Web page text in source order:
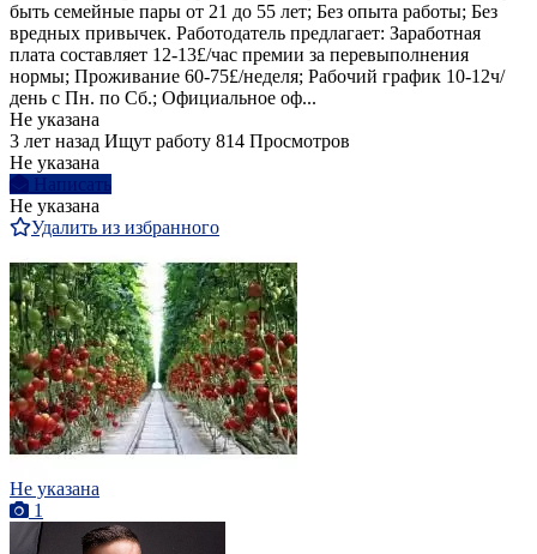
быть семейные пары от 21 до 55 лет; Без опыта работы; Без
вредных привычек. Работодатель предлагает: Заработная
плата составляет 12-13£/час премии за перевыполнения
нормы; Проживание 60-75£/неделя; Рабочий график 10-12ч/
день с Пн. по Сб.; Официальное оф...
Не указана
3 лет назад Ищут работу 814 Просмотров
Не указана
Написать
Не указана
Удалить из избранного
Не указана
1